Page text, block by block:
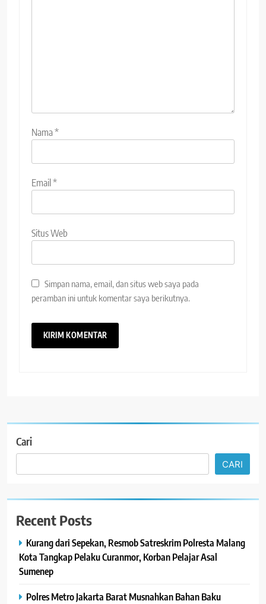
Nama*
Email *
Situs Web
Simpan nama, email, dan situs web saya pada
peramban ini untuk komentar saya berikutnya.
Cari
CARI
Recent Posts
Kurang dari Sepekan, Resmob Satreskrim Polresta Malang
Kota Tangkap Pelaku Curanmor, Korban Pelajar Asal
Sumenep
Polres Metro Jakarta Barat Musnahkan Bahan Baku